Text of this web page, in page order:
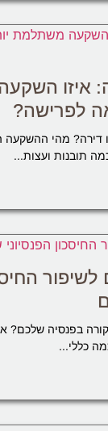
איזו
לפרישה?
מהי ההשקעה
תובנות ועצות...
בפנסיה שלכם?
כללי...